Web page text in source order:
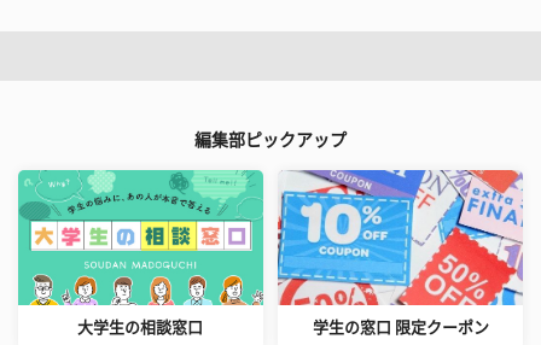
編集部ピックアップ
大学生の相談窓口 学生の窓口 限定クーポン